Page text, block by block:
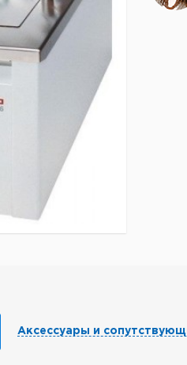
Аксессуары и